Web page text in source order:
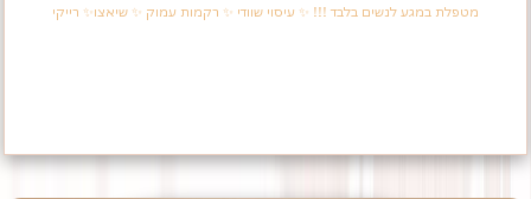
מטפלת במגע לנשים בלבד !!! ✨️ עיסוי שוודי ✨️ רקמות עמוק ✨️ שיאצו✨️ רייקי